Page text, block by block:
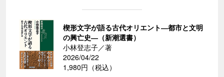
楔形文字が語る古代オリエント―都市と文明
の興亡史―（新潮選書）
小林登志子／著
2026/04/22
1,980円（税込）